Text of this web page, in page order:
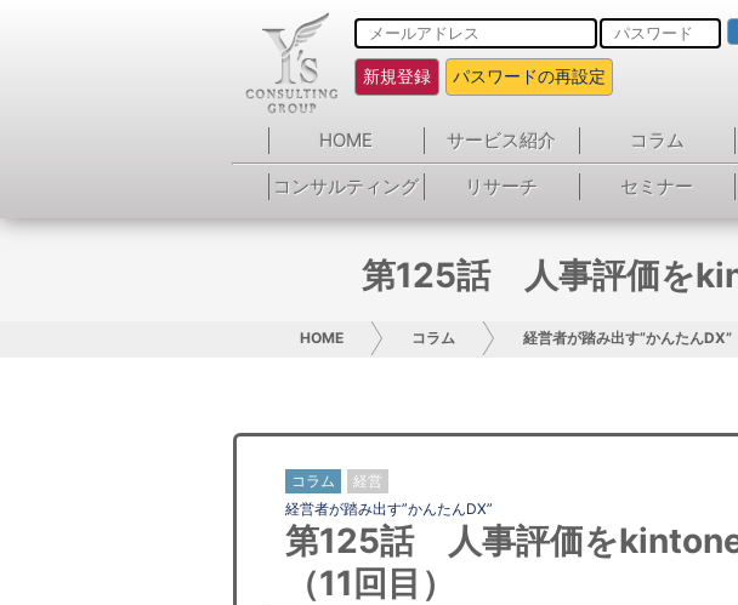
新規登録 パスワードの再設定
HOME サービス紹介 コラム
コンサルティング
リサーチ セミナー
第125話 人事評価を
HOME コラム 経営者が踏み出す”かんたんDX”
コラム 経営
経営者が踏み出す”かんたんDX”
第125話 人事評価を
（11回目）